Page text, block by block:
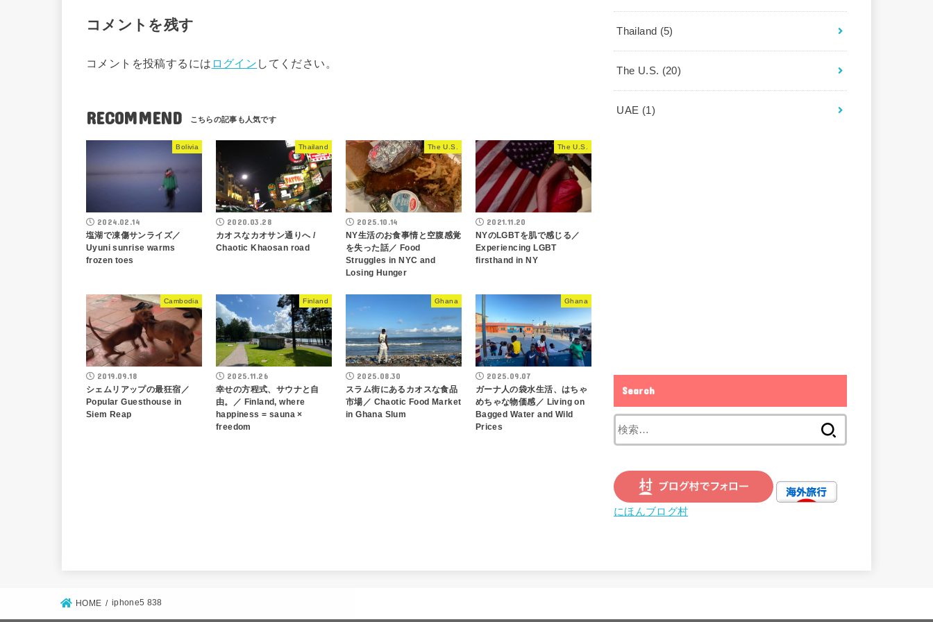
コメントを残す
コメントを投稿するには ログイン してください。
RECOMMEND
Bolivia
2024.02.14
塩湖で凍傷サンライズ／
Uyuni sunrise warms
frozen toes
Thailand
2020.03.28
カオスなカオサン通りへ /
Chaotic Khaosan road
The U.S.
2025.10.14
NY生活のお食事情と空腹感覚
を失った話／ Food
Struggles in NYC and
Losing Hunger
The U.S.
2021.11.20
NYのLGBTを肌で感じる／
Experiencing LGBT
firsthand in NY
Cambodia
2019.09.18
シェムリアップの最狂宿／
Popular Guesthouse in
Siem Reap
Finland
2025.11.26
幸せの方程式、サウナと自
由。／ Finland, where
happiness = sauna ×
freedom
Ghana
2025.08.30
スラム街にあるカオスな食品
市場／ Chaotic Food Market
in Ghana Slum
Ghana
2025.09.07
ガーナ人の袋水生活、はちゃ
めちゃな物価感／ Living on
Bagged Water and Wild
Prices
Thailand (5)
The U.S. (20)
UAE (1)
Search
索:
にほんブログ村
HOME iphone5 838